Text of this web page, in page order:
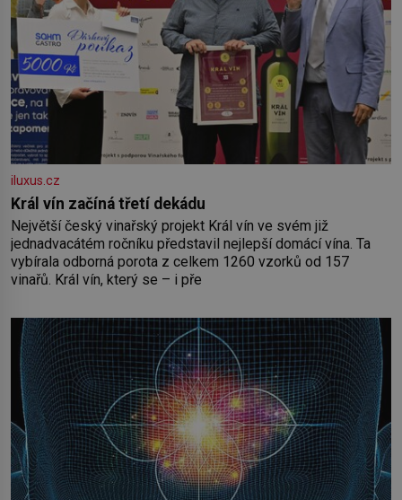
iluxus.cz
Král vín začíná třetí dekádu
Největší český vinařský projekt Král vín ve svém již
jednadvacátém ročníku představil nejlepší domácí vína. Ta
vybírala odborná porota z celkem 1260 vzorků od 157
vinařů. Král vín, který se – i pře